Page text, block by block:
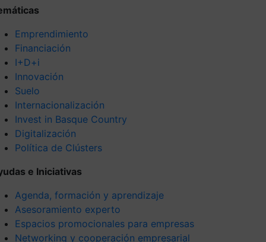
Emprendimiento
Financiación
I+D+i
Innovación
Suelo
Internacionalización
Invest in Basque Country
Digitalización
Política de Clústers
e Iniciativas
Agenda, formación y aprendizaje
Asesoramiento experto
Espacios promocionales para empresas
Networking y cooperación empresarial